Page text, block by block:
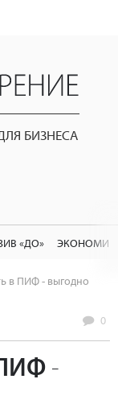
БИЗНЕСА
«ДО»
в ПИФ - выгодно
0
-